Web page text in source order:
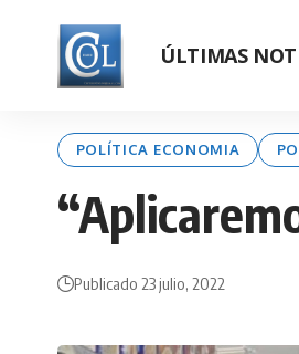
ÚLTIMAS
POLÍTICA ECONOMIA
Publicado 23 julio, 2022